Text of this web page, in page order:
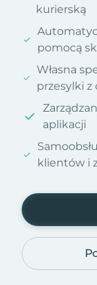
kurierską
pomocą
Własna
przesylki
aplikacji
klientów i